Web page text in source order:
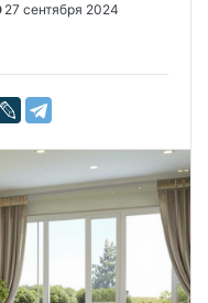
27 сентября 2024